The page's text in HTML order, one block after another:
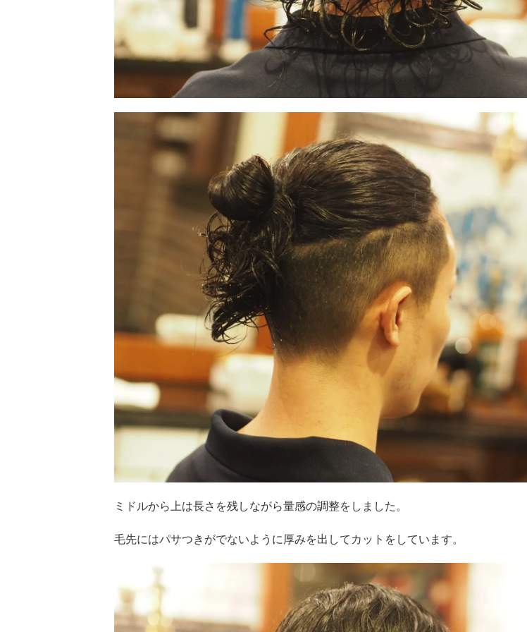
ミドルから上は長さを残しながら量感の調整をしました。
毛先にはパサつきがでないように厚みを出してカットをしています。